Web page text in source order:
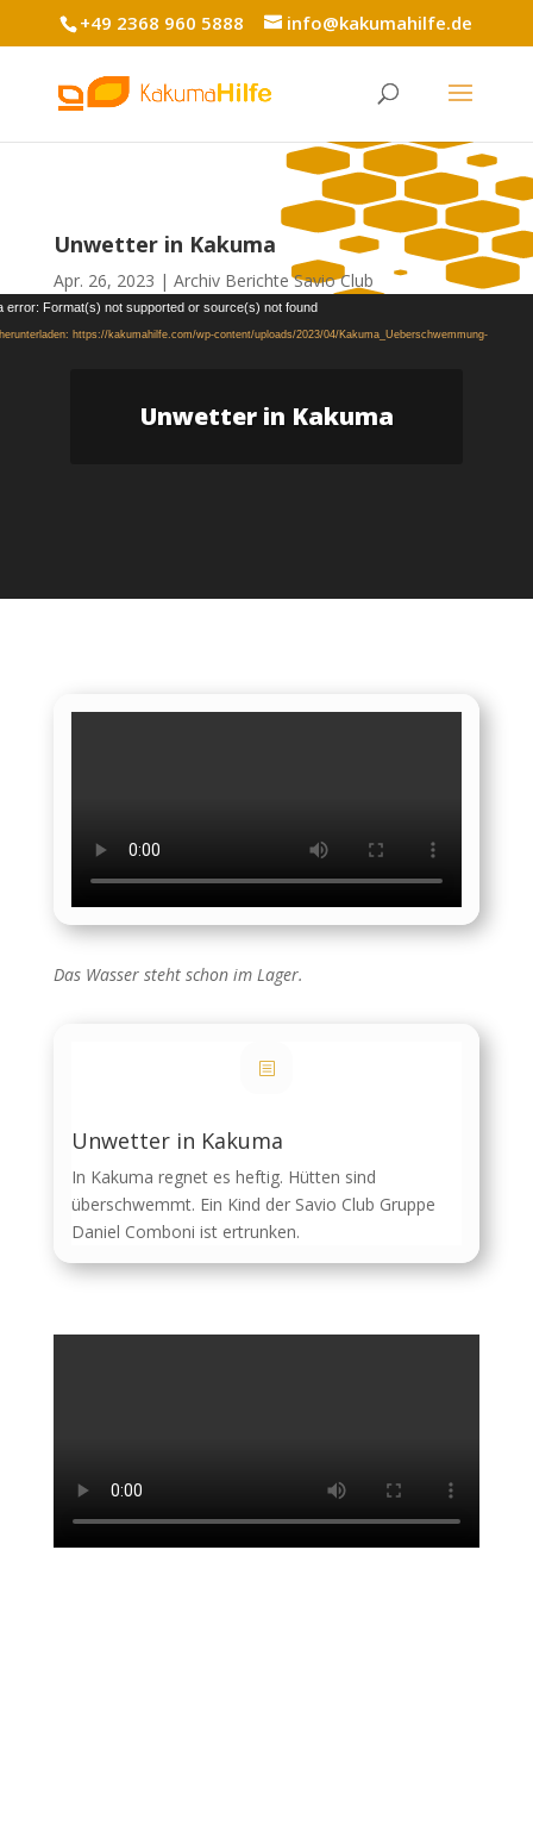
+49 2368 960 5888 info@kakumahilfe.de
Unwetter in Kakuma
Apr. 26, 2023 Archiv Berichte Savio Club
Unwetter in Kakuma
Video-
Player
error: Format(s) not supported or source(s) not found
https://kakumahilfe.com/wp-content/uploads/2023/04/Kakuma_Ueberschwemmung-
Das Wasser steht schon im Lager.
b
Unwetter in Kakuma
In Kakuma regnet es heftig. Hütten sind
überschwemmt. Ein Kind der Savio Club Gruppe
Daniel Comboni ist ertrunken.